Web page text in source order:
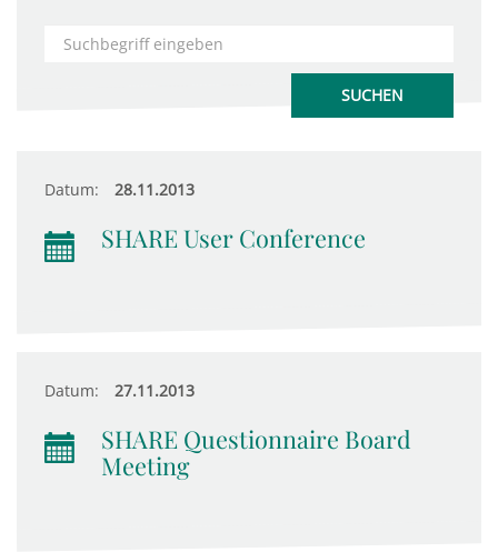
Datum: 28.11.2013
SHARE User Conference
Datum: 27.11.2013
SHARE Questionnaire Board
Meeting